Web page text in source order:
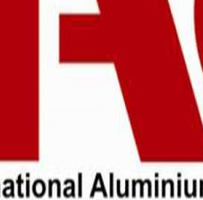
و اطلاعات مدیریت